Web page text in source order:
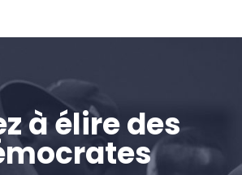
à élire des